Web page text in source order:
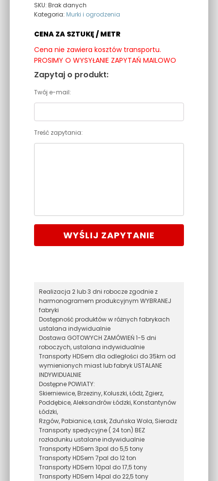
SKU: Brak danych
Kategoria: Murki i ogrodzenia
CENA ZA SZTUKĘ / METR
Cena nie zawiera kosztów transportu.
PROSIMY O WYSYŁANIE ZAPYTAŃ MAILOWO
Zapytaj o produkt:
Twój e-mail:
Treść zapytania:
WYŚLIJ ZAPYTANIE
Realizacja 2 lub 3 dni robocze zgodnie z
harmonogramem produkcyjnym WYBRANEJ
fabryki
Dostępność produktów w różnych fabrykach
ustalana indywidualnie
Dostawa GOTOWYCH ZAMÓWIEŃ 1-5 dni
roboczych, ustalana indywidualnie
Transporty HDSem dla odległości do 35km od
wymienionych miast lub fabryk USTALANE
INDYWIDUALNIE
Dostępne POWIATY:
Skierniewice, Brzeziny, Koluszki, Łódż, Zgierz,
Poddębice, Aleksandrów Łódzki, Konstantynów
Łódzki,
Rzgów, Pabianice, Łask, Zduńska Wola, Sieradz
Transporty spedycyjne ( 24 ton) BEZ
rozładunku ustalane indywidualnie
Transporty HDSem 3pal do 5,5 tony
Transporty HDSem 7pal do 12 ton
Transporty HDSem 10pal do 17,5 tony
Transporty HDSem 14pal do 22,5 tony